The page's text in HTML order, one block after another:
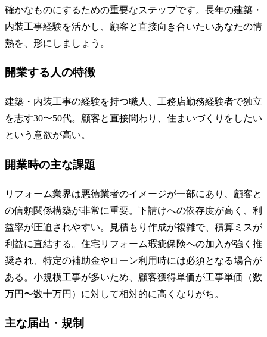
確かなものにするための重要なステップです。長年の建築・
内装工事経験を活かし、顧客と直接向き合いたいあなたの情
熱を、形にしましょう。
開業する人の特徴
建築・内装工事の経験を持つ職人、工務店勤務経験者で独立
を志す30〜50代。顧客と直接関わり、住まいづくりをしたい
という意欲が高い。
開業時の主な課題
リフォーム業界は悪徳業者のイメージが一部にあり、顧客と
の信頼関係構築が非常に重要。下請けへの依存度が高く、利
益率が圧迫されやすい。見積もり作成が複雑で、積算ミスが
利益に直結する。住宅リフォーム瑕疵保険への加入が強く推
奨され、特定の補助金やローン利用時には必須となる場合が
ある。小規模工事が多いため、顧客獲得単価が工事単価（数
万円〜数十万円）に対して相対的に高くなりがち。
主な届出・規制